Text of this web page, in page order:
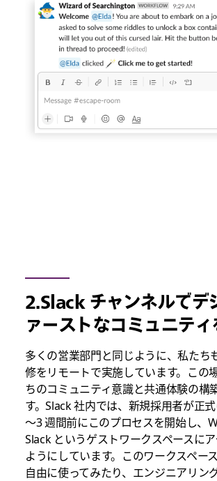
2.Slack チャンネルでデ
ァーストなコミュニテ
多くの営業部門と同じように、私たち
修をリモートで実施しています。この
ちのコミュニティ意識と共通体験の構
す。Slack 社内では、新規採用者が正
～3 週間前にこのプロセスを開始し、
Slack というゲストワークスペースに
ようにしています。このワークスペー
自由に使ってみたり、エンジニアリン